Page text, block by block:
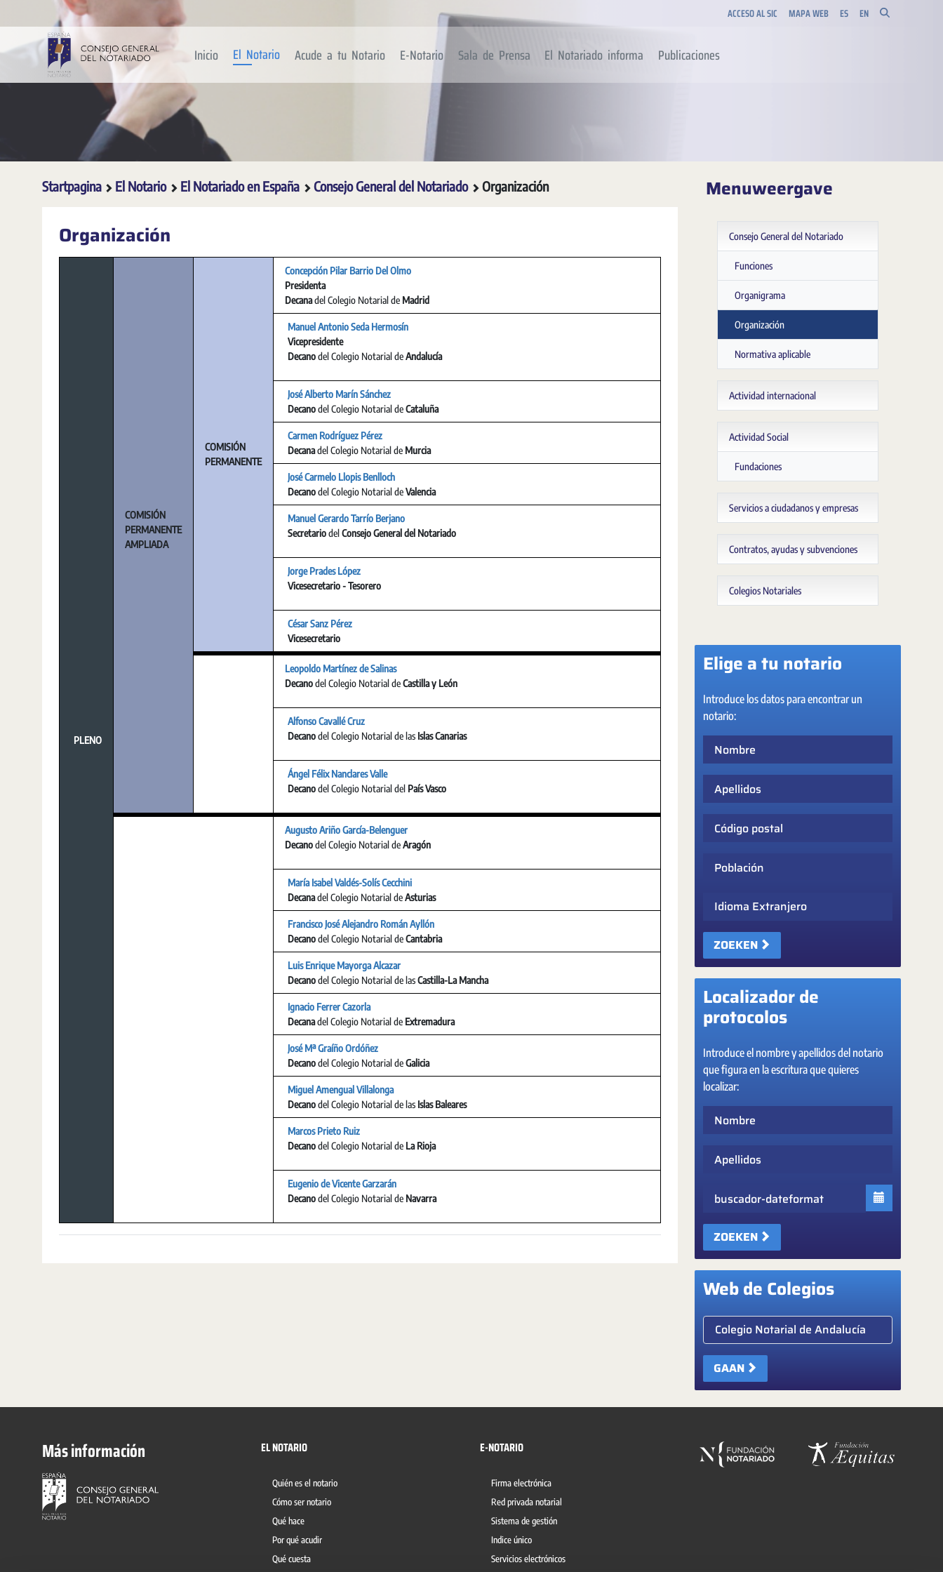
Overslaan en naar hoofdinhoud gaan ACCESO AL SIC MAPA WEB ES EN
Inicio El Notario Acude a tu Notario E-Notario Sala de Prensa El Notariado informa Publicaciones
Startpagina El Notario El Notariado en España Consejo General del Notariado Organización
Organización
PLENO
COMISIÓN
PERMANENTE
AMPLIADA
COMISIÓN
PERMANENTE
Concepción Pilar Barrio Del Olmo
Presidenta
Decanadel Colegio Notarial de Madrid
Manuel Antonio Seda Hermosín
Vicepresidente
Decanodel Colegio Notarial deAndalucía
José Alberto Marín Sánchez
Decanodel Colegio Notarial deCataluña
Carmen Rodríguez Pérez
Decanadel Colegio Notarial de Murcia
José Carmelo Llopis Benlloch
Decanodel Colegio Notarial deValencia
Manuel Gerardo Tarrío Berjano
SecretariodelConsejo General del Notariado
Jorge Prades López
Vicesecretario - Tesorero
César Sanz Pérez
Vicesecretario
Leopoldo Martínez de Salinas
Decanodel Colegio Notarial deCastilla y León
Alfonso Cavallé Cruz
Decanodel Colegio Notarial de las Islas Canarias
Ángel Félix Nanclares Valle
Decanodel Colegio Notarial del País Vasco
Augusto Ariño García-Belenguer
Decanodel Colegio Notarial deAragón
María Isabel Valdés-Solís Cecchini
Decanadel Colegio Notarial deAsturias
Francisco José Alejandro Román Ayllón
Decanodel Colegio Notarial deCantabria
Luis Enrique Mayorga Alcazar
Decanodel Colegio Notarial de lasCastilla-La Mancha
Ignacio Ferrer Cazorla
Decanadel Colegio Notarial de Extremadura
José Mª Graíño Ordóñez
Decanodel Colegio Notarial deGalicia
Miguel Amengual Villalonga
Decanodel Colegio Notarial de las Islas Baleares
Marcos Prieto Ruiz
Decanodel Colegio Notarial de La Rioja
Eugenio de Vicente Garzarán
Decanodel Colegio Notarial de Navarra
Menuweergave
Consejo General del Notariado
Funciones
Organigrama
Organización
Normativa aplicable
Actividad internacional
Actividad Social
Fundaciones
Servicios a ciudadanos y empresas
Contratos, ayudas y subvenciones
Colegios Notariales
Elige a tu notario
Introduce los datos para encontrar un
notario:
Idioma Extranjero
ZOEKEN
Localizador de
protocolos
Introduce el nombre y apellidos del notario
que figura en la escritura que quieres
localizar:
ZOEKEN
Web de Colegios
Elige colegio notarial
GAAN
Más información EL NOTARIO
Quién es el notario
Cómo ser notario
Qué hace
Por qué acudir
Qué cuesta
E-NOTARIO
Firma electrónica
Red privada notarial
Sistema de gestión
Indice único
Servicios electrónicos